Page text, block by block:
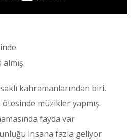
kahramanlarından biri.
ötesinde müzikler yapmış.
fayda var
insana fazla geliyor